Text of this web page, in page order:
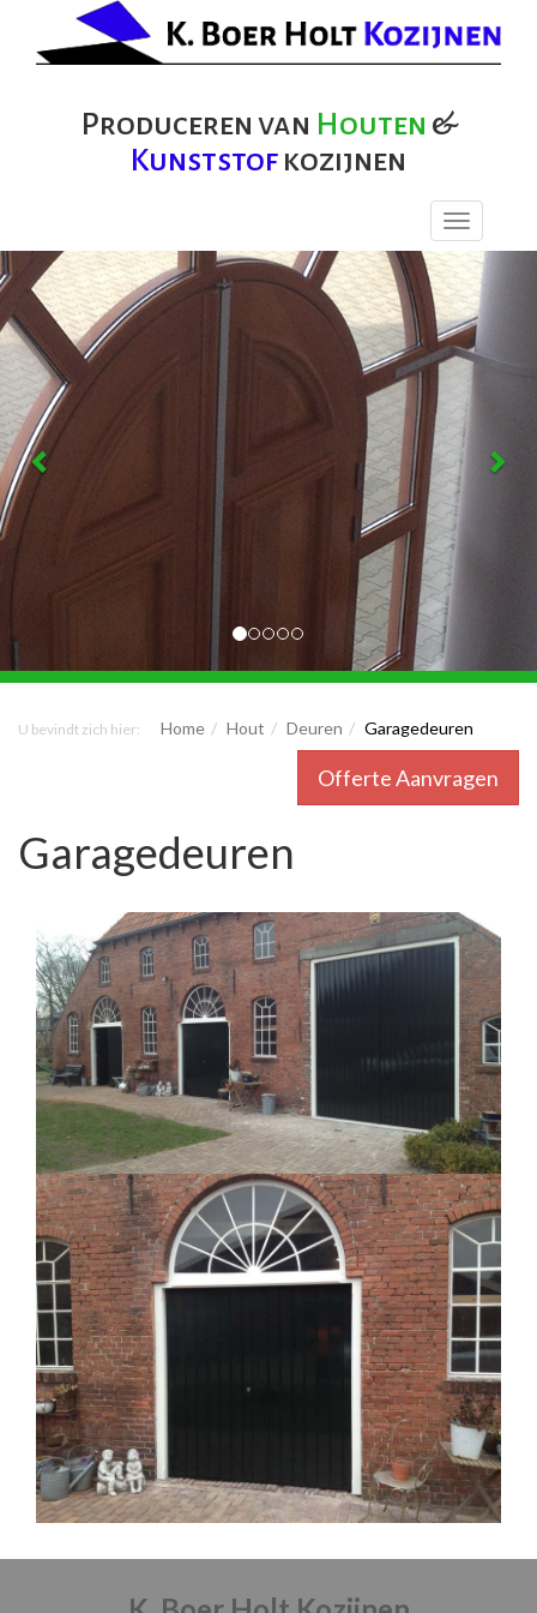
Produceren van Houten &
Kunststof kozijnen
Toggle
navigation
U bevindt zich hier: Home Hout Deuren Garagedeuren
Offerte Aanvragen
Garagedeuren